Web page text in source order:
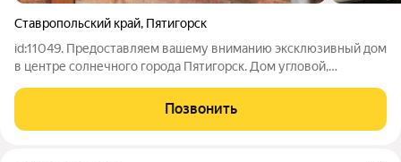
Ставропольский край, Пятигорск
id:11049. Предоставляем вашему вниманию эксклюзивный дом
в центре солнечного города Пятигорск. Дом угловoй,
вoкзaлa, так же в шаговой доступности цeнтрaльная aллея
гopодa и парка им.Кировa. Земля в
Позвонить